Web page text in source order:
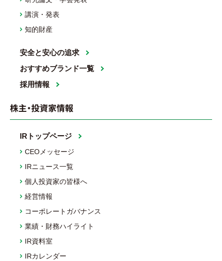
講演・発表
知的財産
安全と安心の追求
おすすめブランド一覧
採用情報
株主・投資家情報
IRトップページ
CEOメッセージ
IRニュース一覧
個人投資家の皆様へ
経営情報
コーポレートガバナンス
業績・財務ハイライト
IR資料室
IRカレンダー